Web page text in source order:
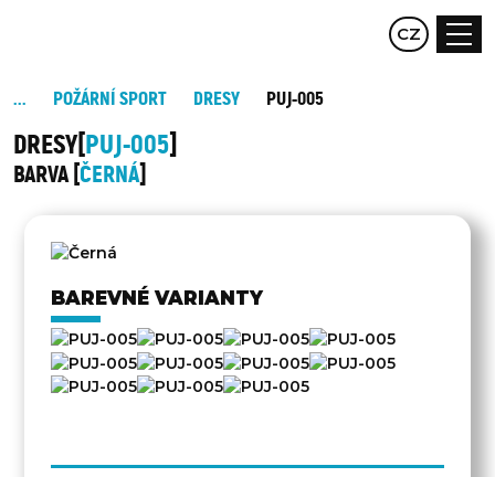
EN DE
CZ
POŽÁRNÍ SPORT DRESY PUJ-005
DRESY PUJ-005
BARVA ČERNÁ
BAREVNÉ VARIANTY